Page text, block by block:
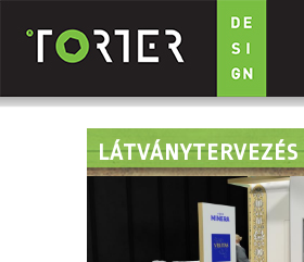
Ugrás a tartalomra
LÁTVÁNYTERVEZÉS